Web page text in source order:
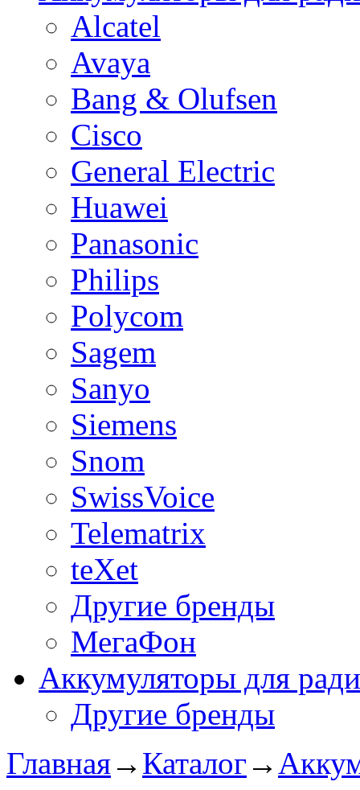
Alcatel
Avaya
Bang & Olufsen
Cisco
General Electric
Huawei
Panasonic
Philips
Polycom
Sagem
Sanyo
Siemens
Snom
SwissVoice
Telematrix
teXet
Другие бренды
МегаФон
Аккумуляторы для
Другие бренды
Главная→ Каталог →